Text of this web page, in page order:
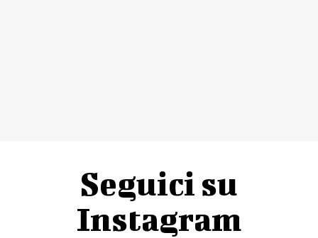
Seguici su
Instagram